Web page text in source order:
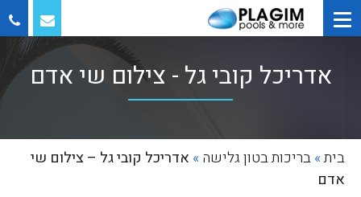
אדריכל קובי גל - צילום שי אדם
בית»בריכות בטון גלישה» אדריכל קובי גל – צילום שי
אדם